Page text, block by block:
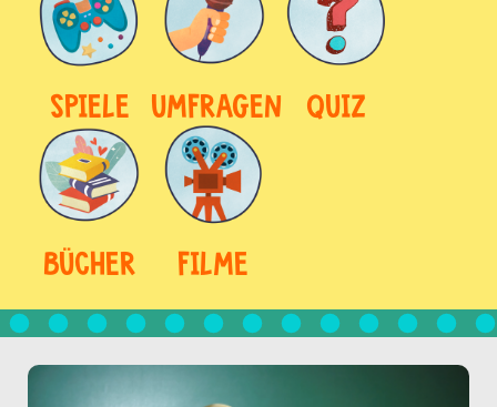
SPIELE UMFRAGEN QUIZ
BÜCHER FILME